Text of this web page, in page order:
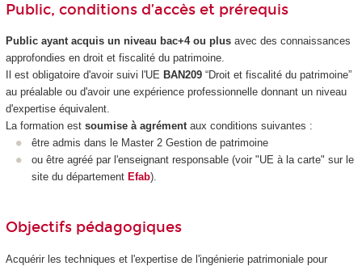
Public, conditions d’accès et prérequis
Public ayant acquis un niveau bac+4 ou plus avec des connaissances
approfondies en droit et fiscalité du patrimoine.
Il est obligatoire d'avoir suivi l'UE BAN209“Droit et fiscalité du patrimoine”
au préalable ou d'avoir une expérience professionnelle donnant un niveau
d'expertise équivalent.
La formation est soumise à agrémentaux conditions suivantes :
être admis dans le Master 2 Gestion de patrimoine
ou être agréé par l'enseignant responsable (voir "UE à la carte" sur le
site du département Efab).
Objectifs pédagogiques
Acquérir les techniques et l'expertise de l'ingénierie patrimoniale pour